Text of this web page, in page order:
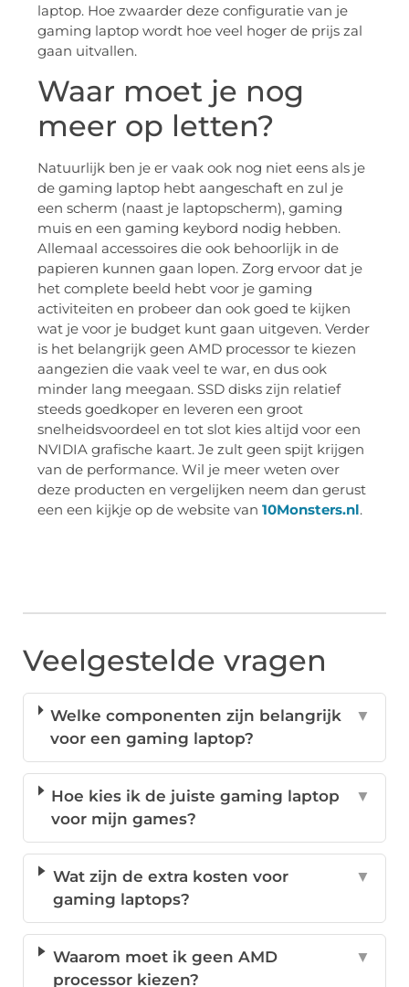
laptop. Hoe zwaarder deze configuratie van je
gaming laptop wordt hoe veel hoger de prijs zal
gaan uitvallen.
Waar moet je nog
meer op letten?
Natuurlijk ben je er vaak ook nog niet eens als je
de gaming laptop hebt aangeschaft en zul je
een scherm (naast je laptopscherm), gaming
muis en een gaming keybord nodig hebben.
Allemaal accessoires die ook behoorlijk in de
papieren kunnen gaan lopen. Zorg ervoor dat je
het complete beeld hebt voor je gaming
activiteiten en probeer dan ook goed te kijken
wat je voor je budget kunt gaan uitgeven. Verder
is het belangrijk geen AMD processor te kiezen
aangezien die vaak veel te war, en dus ook
minder lang meegaan. SSD disks zijn relatief
steeds goedkoper en leveren een groot
snelheidsvoordeel en tot slot kies altijd voor een
NVIDIA grafische kaart. Je zult geen spijt krijgen
van de performance. Wil je meer weten over
deze producten en vergelijken neem dan gerust
een een kijkje op de website van 10Monsters.nl.
Veelgestelde vragen
Welke componenten zijn belangrijk
voor een gaming laptop?
▼
Hoe kies ik de juiste gaming laptop
voor mijn games?
▼
Wat zijn de extra kosten voor
gaming laptops?
▼
Waarom moet ik geen AMD
processor kiezen?
▼